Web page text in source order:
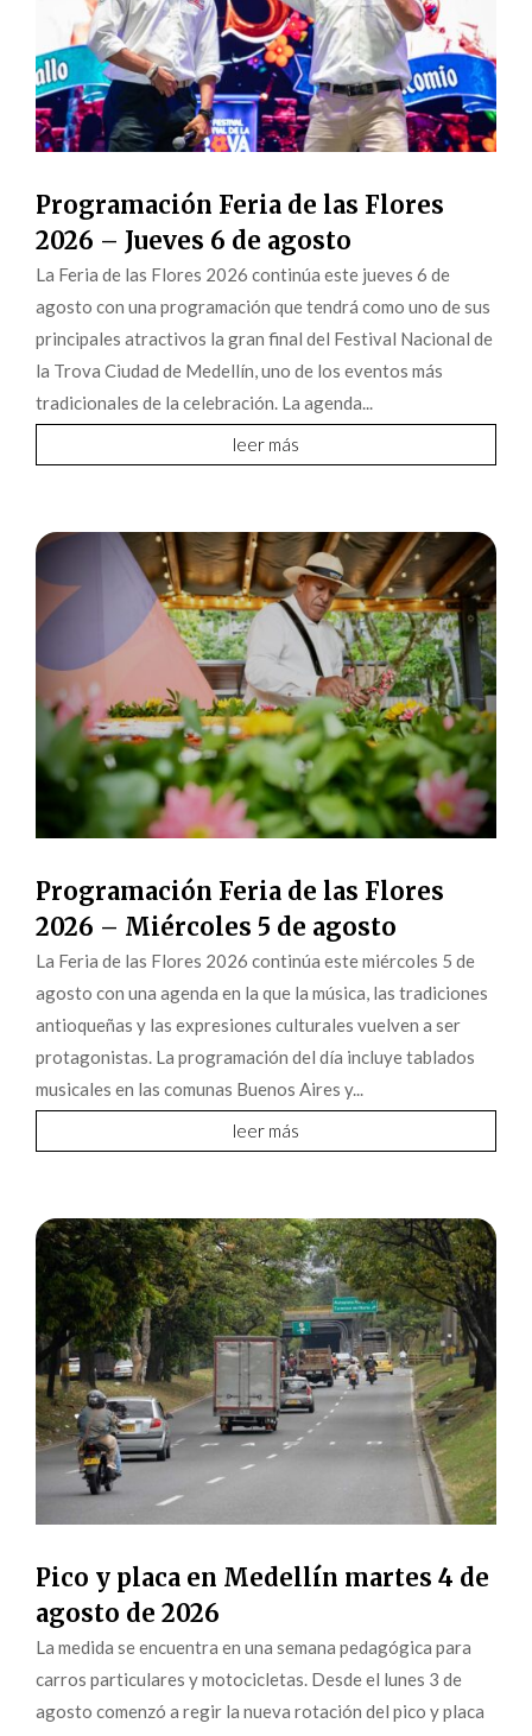
Programación Feria de las Flores
2026 – Jueves 6 de agosto
La Feria de las Flores 2026 continúa este jueves 6 de
agosto con una programación que tendrá como uno de sus
principales atractivos la gran final del Festival Nacional de
la Trova Ciudad de Medellín, uno de los eventos más
tradicionales de la celebración. La agenda...
leer más
Programación Feria de las Flores
2026 – Miércoles 5 de agosto
La Feria de las Flores 2026 continúa este miércoles 5 de
agosto con una agenda en la que la música, las tradiciones
antioqueñas y las expresiones culturales vuelven a ser
protagonistas. La programación del día incluye tablados
musicales en las comunas Buenos Aires y...
leer más
Pico y placa en Medellín martes 4 de
agosto de 2026
La medida se encuentra en una semana pedagógica para
carros particulares y motocicletas. Desde el lunes 3 de
agosto comenzó a regir la nueva rotación del pico y placa